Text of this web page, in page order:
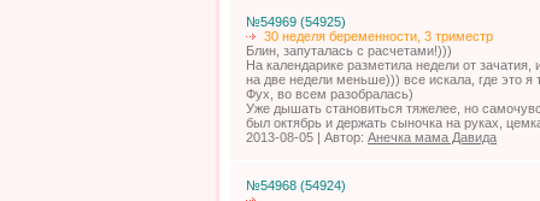
№54969 (54925)
30 неделя беременности, 3 триместр
Блин, запуталась с расчетами!)))
На календарике разметила недели от
на две недели меньше))) все искала, где это я
Фух, во всем разобралась)
Уже дышать становиться тяжелее, но
был октябрь и держать сыночка на руках,
2013-08-05 | Автор: Анечка мама Давида
№54968 (54924)